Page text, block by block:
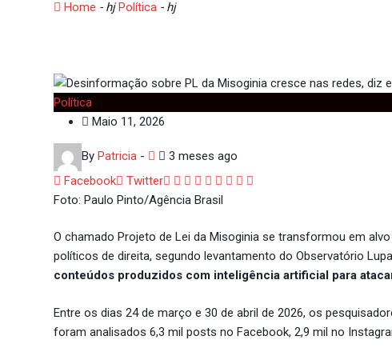
Home - hjPolítica - hjDesinformação sobre PL da Misoginia
Política
Maio 11, 2026
By Patricia - 3 meses ago
Facebook
Twitter Google+
LinkedIn
Whatsapp
StumbleUpon
Tumblr
Pinterest
Reddit
Share
Foto: Paulo Pinto/Agência Brasil
O chamado Projeto de Lei da Misoginia se transformou em
políticos de direita, segundo levantamento do Observatório
conteúdos produzidos com inteligência artificial para
Entre os dias 24 de março e 30 de abril de 2026, os
foram analisados 6,3 mil posts no Facebook, 2,9 mil no